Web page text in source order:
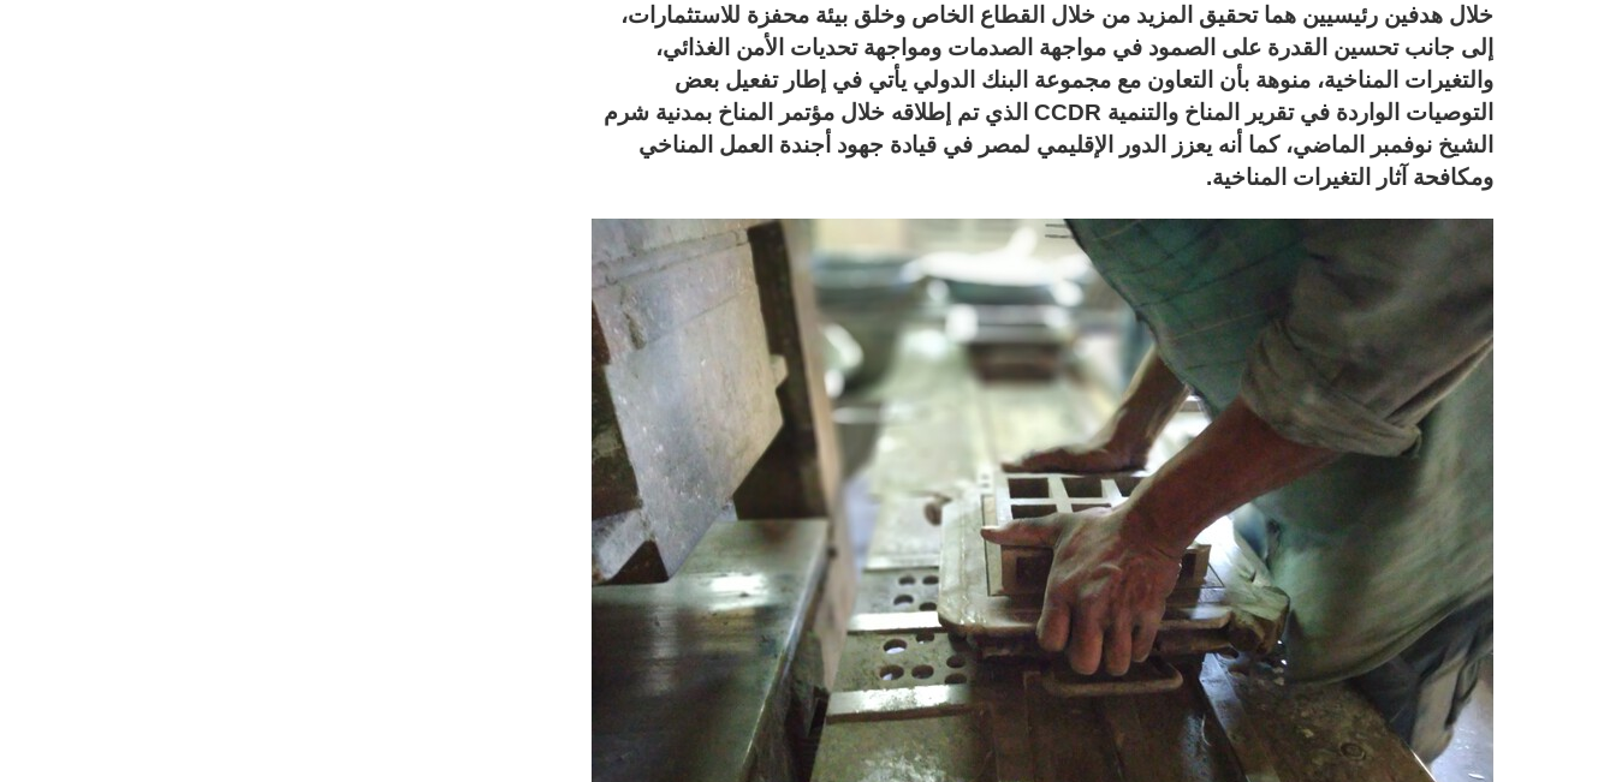
خلال هدفين رئيسيين هما تحقيق المزيد من خلال القطاع الخاص وخلق بيئة محفزة للاستثمارات،
إلى جانب تحسين القدرة على الصمود في مواجهة الصدمات ومواجهة تحديات الأمن الغذائي،
والتغيرات المناخية، منوهة بأن التعاون مع مجموعة البنك الدولي يأتي في إطار تفعيل بعض
التوصيات الواردة في تقرير المناخ والتنمية CCDR الذي تم إطلاقه خلال مؤتمر المناخ بمدنية شرم
الشيخ نوفمبر الماضي، كما أنه يعزز الدور الإقليمي لمصر في قيادة جهود أجندة العمل المناخي
ومكافحة آثار التغيرات المناخية.